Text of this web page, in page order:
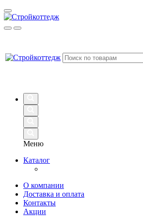
Меню
Каталог
О компании
Доставка и оплата
Контакты
Акции